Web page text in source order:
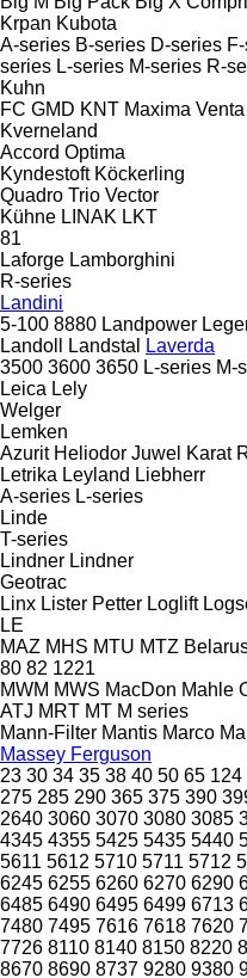
Krpan Kubota
A-series B-series D-series
series L-series M-series R-
Kuhn
FC GMD KNT Maxima Venta
Kverneland
Accord Optima
Kyndestoft Köckerling
Quadro Trio Vector
Kühne LINAK LKT
81
Laforge Lamborghini
R-series
Landini
5-100 8880 Landpower
Landoll
Landstal
Laverda
3500 3600 3650 L-series M-
Leica Lely
Welger
Lemken
Azurit Heliodor Juwel Karat
Letrika Leyland Liebherr
A-series L-series
Linde
T-series
Lindner Lindner
Geotrac
Linx Lister Petter Loglift
LE
MAZ MHS MTU MTZ
80 82 1221
MWM MWS MacDon Mahle
ATJ MRT MT M series
Mann-Filter Mantis Marco
Massey Ferguson
23 30 34 35 38 40 50 65 124
275 285 290 365 375 390
2640 3060 3070 3080 3085
4345 4355 5425 5435 5440
5611 5612 5710 5711 5712
6245 6255 6260 6270 6290
6485 6490 6495 6499 6713
7480 7495 7616 7618 7620
7726 8110 8140 8150 8220
8670 8690 8737 9280 9380